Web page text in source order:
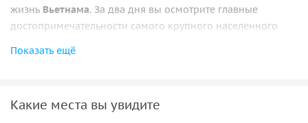
жизнь Вьетнама. За два дня вы осмотрите главные
достопримечательности самого крупного населенного
Показать ещё
Какие места вы увидите